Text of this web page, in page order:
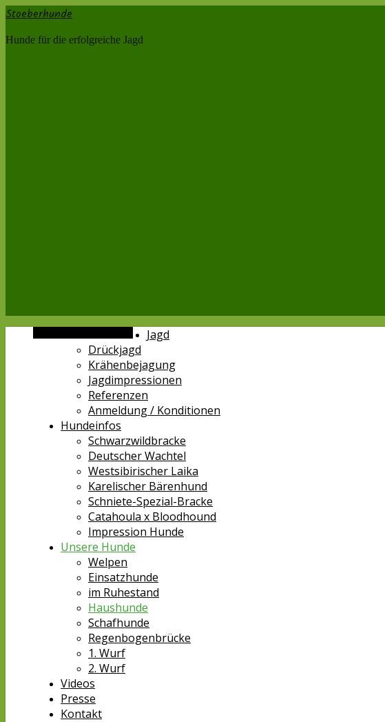
Stoeberhunde
Hunde für die erfolgreiche Jagd
Jagd
Drückjagd
Krähenbejagung
Jagdimpressionen
Referenzen
Anmeldung / Konditionen
Hundeinfos
Schwarzwildbracke
Deutscher Wachtel
Westsibirischer Laika
Karelischer Bärenhund
Schniete-Spezial-Bracke
Catahoula x Bloodhound
Impression Hunde
Unsere Hunde
Welpen
Einsatzhunde
im Ruhestand
Haushunde
Schafhunde
Regenbogenbrücke
1. Wurf
2. Wurf
Videos
Presse
Kontakt